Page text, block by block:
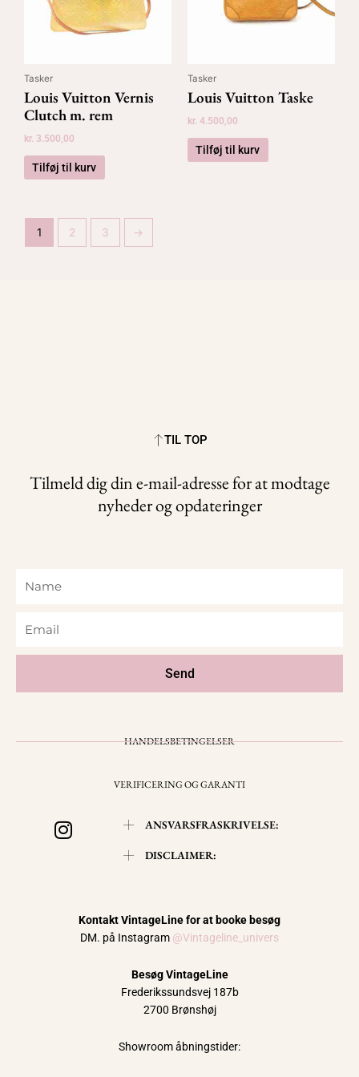
Tasker
Louis Vuitton Vernis
Clutch m. rem
kr. 3.500,00
Tilføj til kurv
Tasker
Louis Vuitton Taske
kr. 4.500,00
Tilføj til kurv
1 2 3 →
TIL TOP
Tilmeld dig din e-mail-adresse for at modtage
nyheder og opdateringer
Send
HANDELSBETINGELSER
VERIFICERING OG GARANTI
I
n
ANSVARSFRASKRIVELSE:
DISCLAIMER:
Kontakt VintageLine for at booke besøg
DM. på Instagram @Vintageline_univers
Besøg VintageLine
Frederikssundsvej 187b
2700 Brønshøj
Showroom åbningstider: